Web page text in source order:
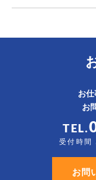
お
お
TEL.
受付時
お問